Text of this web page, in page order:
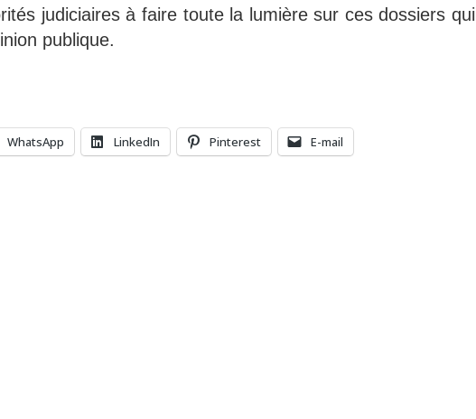
judiciaires à faire toute la lumière sur ces dossiers qui
publique.
WhatsApp LinkedIn Pinterest E-mail